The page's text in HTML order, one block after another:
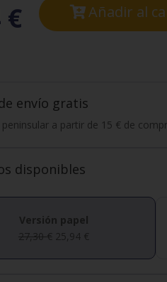
€ Añadir al
envío gratis
peninsular a partir de 15 € de
disponibles
Versión papel
27,30€ 25,94 €